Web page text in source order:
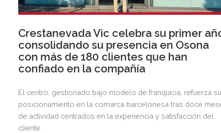
Crestanevada Vic celebra su primer
consolidando su presencia en Osona
con más de 180 clientes que han
confiado en la compañía
El centro, gestionado bajo modelo de franquicia, refuerza
posicionamiento en la comarca barcelonesa tras doce
de actividad centrados en la experiencia y satisfacción del
cliente.